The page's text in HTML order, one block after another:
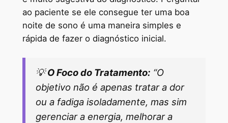
ao paciente se ele consegue ter uma boa
noite de sono é uma maneira simples e
rápida de fazer o diagnóstico inicial.
💡O Foco do Tratamento: “O
objetivo não é apenas tratar a dor
ou a fadiga isoladamente, mas sim
gerenciar a energia, melhorar a